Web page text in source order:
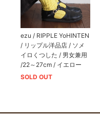
ezu / RIPPLE YoHINTEN
/ リップル洋品店 / ソメ
イロくつした / 男女兼用
/22～27cm / イエロー
SOLD OUT